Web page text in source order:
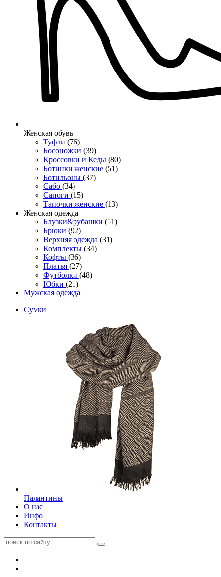
Женcкая обувь
Туфли (76)
Босоножки (39)
Кроссовки и Кеды (80)
Ботинки женские (51)
Ботильоны (37)
Сабо (34)
Сапоги (15)
Тапочки женские (13)
Женская одежда
Блузки&рубашки (51)
Брюки (92)
Верхняя одежда (31)
Комплекты (34)
Кофты (36)
Платья (27)
Футболки (48)
Юбки (21)
Мужская одежда
Сумки
Палантины
О нас
Инфо
Контакты